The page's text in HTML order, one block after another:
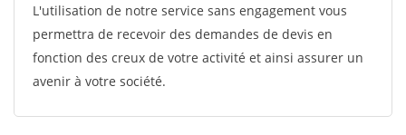
L'utilisation de notre service sans engagement vous
permettra de recevoir des demandes de devis en
fonction des creux de votre activité et ainsi assurer un
avenir à votre société.